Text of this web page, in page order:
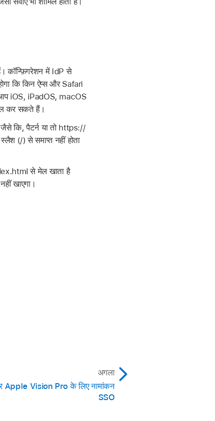
कॉन्फ़िगरेशन में IdP से
कि किन ऐप्स और Safari
आप iOS, iPadOS, macOS
कर सकते हैं।
कि, पैटर्न या तो https://
(/) से समाप्त नहीं होता
से मेल खाता है
खाएगा।
अगला
Vision Pro के लिए नामांकन
SSO